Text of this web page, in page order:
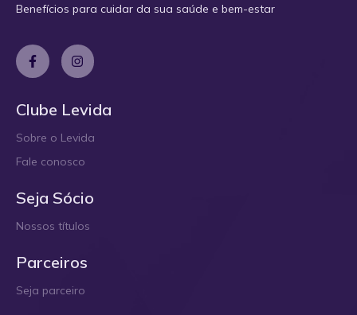
Benefícios para cuidar da sua saúde e bem-estar
Clube Levida
Sobre o Levida
Fale conosco
Seja Sócio
Nossos títulos
Parceiros
Seja parceiro